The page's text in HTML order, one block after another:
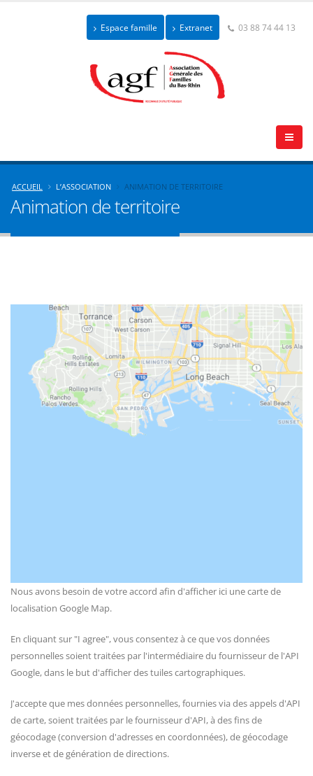
Espace famille Extranet 03 88 74 44 13
ACCUEIL L’ASSOCIATION ANIMATION DE TERRITOIRE
Animation de territoire
Nous avons besoin de votre accord afin d'afficher ici une carte de
localisation Google Map.
En cliquant sur "I agree", vous consentez à ce que vos données
personnelles soient traitées par l'intermédiaire du fournisseur de l'API
Google, dans le but d'afficher des tuiles cartographiques.
J'accepte que mes données personnelles, fournies via des appels d'API
de carte, soient traitées par le fournisseur d'API, à des fins de
géocodage (conversion d'adresses en coordonnées), de géocodage
inverse et de génération de directions.